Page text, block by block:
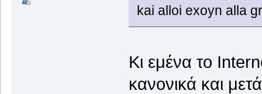
kai alloi exoyn alla
Κι εμένα το
κανονικά και